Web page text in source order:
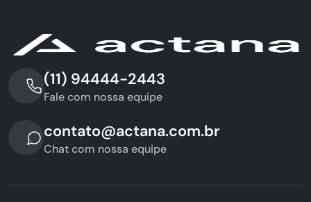
(11) 94444-2443
Fale com nossa equipe
contato@actana.com.br
Chat com nossa equipe